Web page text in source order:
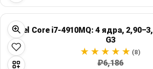
Intel Core i7-4910MQ: 4 ядра,
G3
(8)
₽6,186